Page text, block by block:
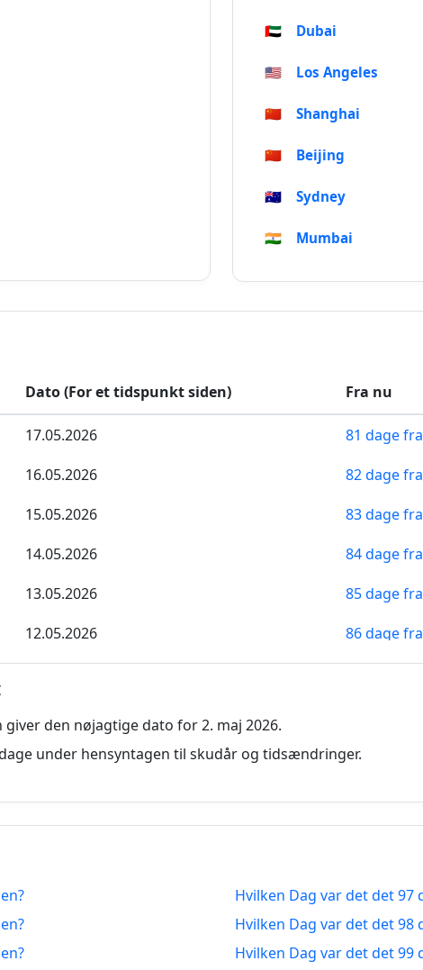
🇦🇪 Dubai
🇺🇸 Los Angeles
🇨🇳 Shanghai
🇨🇳 Beijing
🇦🇺 Sydney
🇮🇳 Mumbai
Dato (For et tidspunkt siden) Fra nu
17.05.2026
81 dage
16.05.2026
82 dage
15.05.2026
83 dage
14.05.2026
84 dage
13.05.2026
85 dage
12.05.2026
86 dage
09.05.2026
89 dage
07.05.2026
91 dage
94 dage
den nøjagtige dato for 2. maj 2026.
under hensyntagen til skudår og tidsændringer.
Hvilken Dag var det det 97
Hvilken Dag var det det 98
Hvilken Dag var det det 99